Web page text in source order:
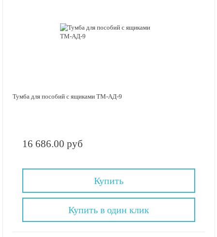
Тумба для пособий с ящиками ТМ-АД-9
16 686.00 руб
Купить
Купить в один клик